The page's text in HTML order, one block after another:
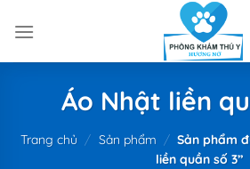
Áo Nhật liền
Trang chủ / Sản phẩm / Sản phẩm
liền quần số 3”